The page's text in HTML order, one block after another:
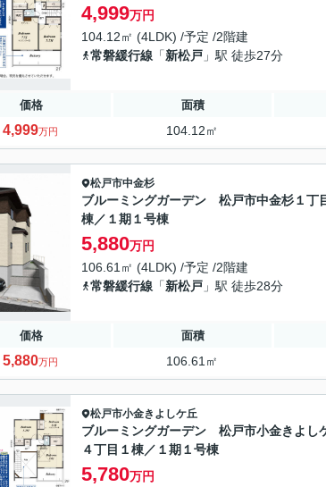
4,999万円
104.12㎡ (4LDK) /予定 /2階建
常磐緩行線 「新松戸 」駅 徒歩27分
価格 面積
4,999万円 104.12㎡
松戸市中金杉
ブルーミングガーデン 松戸市中金杉１丁
棟／１期１号棟
5,880万円
106.61㎡ (4LDK) /予定 /2階建
常磐緩行線 「新松戸 」駅 徒歩28分
価格 面積
5,880万円 106.61㎡
松戸市小金きよしケ丘
ブルーミングガーデン 松戸市小金きよし
４丁目１棟／１期１号棟
5,780万円